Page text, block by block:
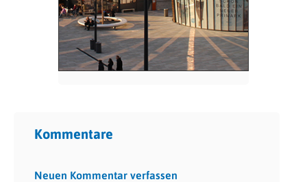
Kommentare
Neuen Kommentar verfassen